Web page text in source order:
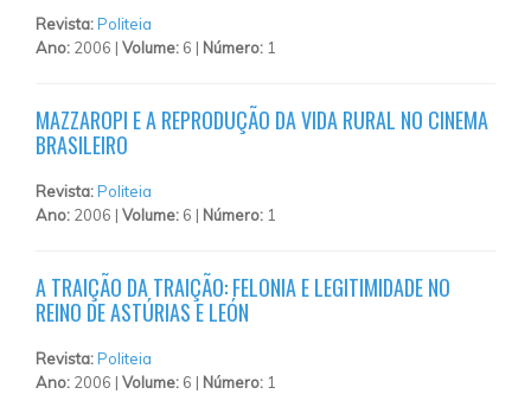
Revista:Politeia
Ano: 2006 | Volume: 6 | Número: 1
MAZZAROPI E A REPRODUÇÃO DA VIDA RURAL NO CINEMA
BRASILEIRO
Revista:Politeia
Ano: 2006 | Volume: 6 | Número: 1
A TRAIÇÃO DA TRAIÇÃO: FELONIA E LEGITIMIDADE NO
REINO DE ASTÚRIAS E LEÓN
Revista:Politeia
Ano: 2006 | Volume: 6 | Número: 1